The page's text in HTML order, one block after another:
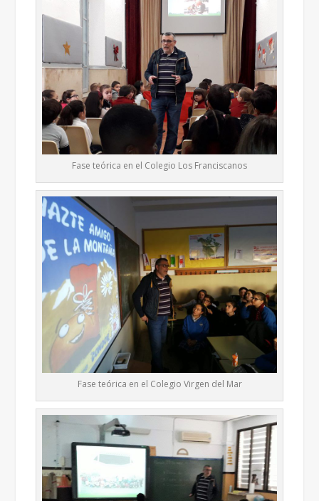
Fase teórica en el Colegio Los Franciscanos
Fase teórica en el Colegio Virgen del Mar